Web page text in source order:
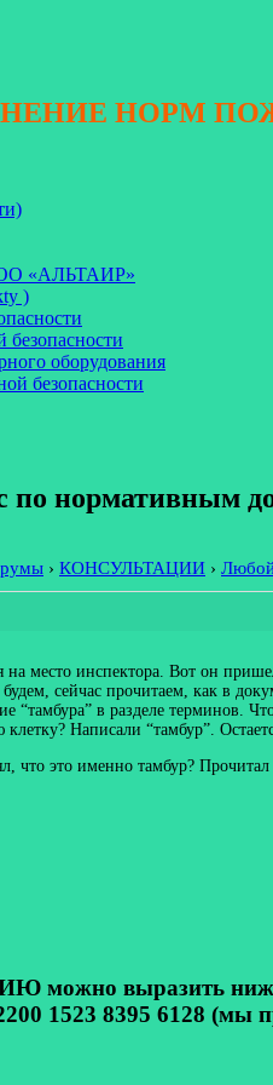
НОРМ
«АЛЬТАИР»
)
оборудования
безопасности
по нормативным
› КОНСУЛЬТАЦИИ ›
на место инспектора. Вот он
будем, сейчас прочитаем, как в
“тамбура” в разделе терминов.
Написали “тамбур”.
что это именно тамбур?
выразить
1523 8395 6128 (мы